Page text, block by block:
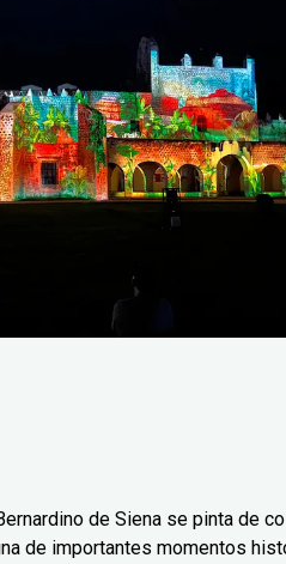
de Siena se pinta de
de importantes momentos